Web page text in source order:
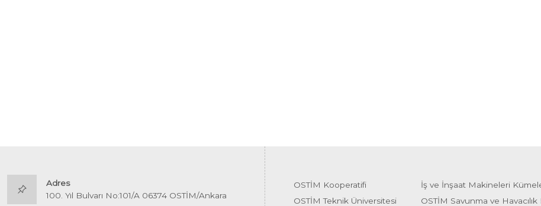
Adres
100. Yıl Bulvarı No:101/A 06374 OSTİM/Ankara
OSTİM Kooperatifi
OSTİM Teknik Üniversitesi
İş ve İnşaat Makineleri
OSTİM Savunma ve